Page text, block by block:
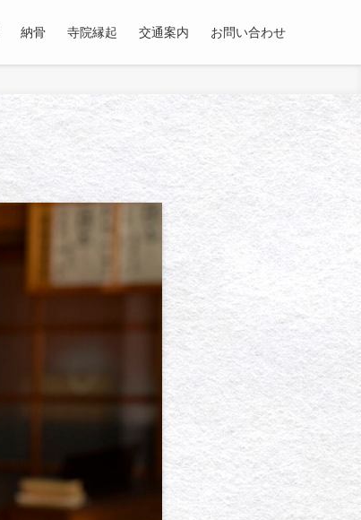
納骨 寺院縁起 交通案内 お問い合わせ